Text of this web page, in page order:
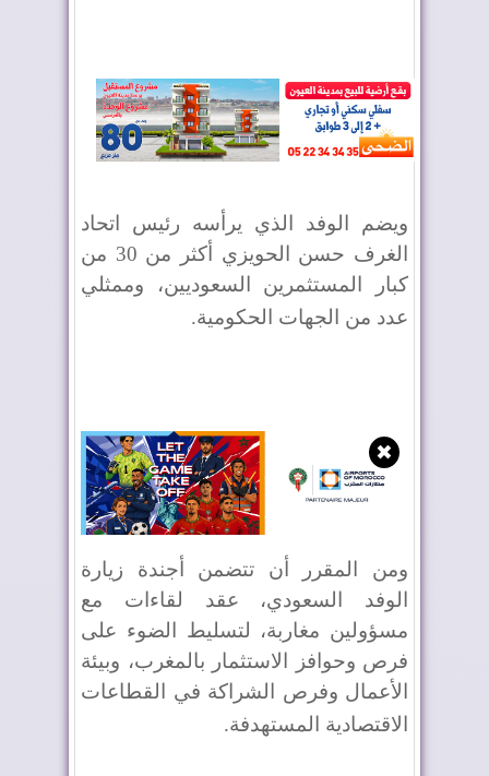
ويضم الوفد الذي يرأسه رئيس اتحاد
الغرف حسن الحويزي أكثر من 30 من
كبار المستثمرين السعوديين، وممثلي
عدد من الجهات الحكومية.
✖
ومن المقرر أن تتضمن أجندة زيارة
الوفد السعودي، عقد لقاءات مع
مسؤولين مغاربة، لتسليط الضوء على
فرص وحوافز الاستثمار بالمغرب، وبيئة
الأعمال وفرص الشراكة في القطاعات
الاقتصادية المستهدفة.